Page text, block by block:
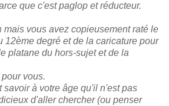
que c'est paglop et réducteur.
mais vous avez copieusement raté le
12ème degré et de la caricature pour
platane du hors-sujet et de la
vous.
savoir à votre âge qu'il n'est pas
d'aller chercher (ou penser